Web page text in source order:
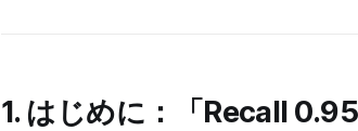
1. はじめに：「Recall